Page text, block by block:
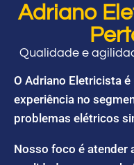
Adriano
Qualidade e
O Adriano Eletricista
experiência no
problemas elétricos
Nosso foco é atender